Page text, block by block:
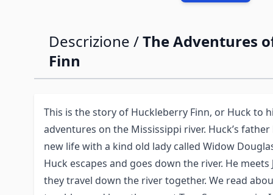
Descrizione /The Adventures
Finn
This is the story of Huckleberry Finn, or Huck to
adventures on the Mississippi river. Huck’s
new life with a kind old lady called Widow
Huck escapes and goes down the river. He meets
they travel down the river together. We read